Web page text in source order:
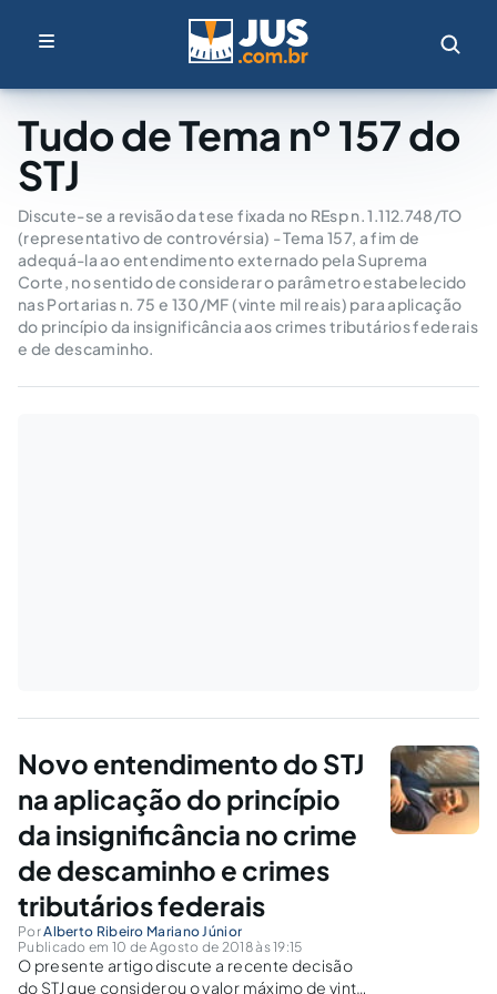
Tudo de Tema nº 157 do
STJ
Discute-se a revisão da tese fixada no REsp n. 1.112.748/TO
(representativo de controvérsia) - Tema 157, a fim de
adequá-la ao entendimento externado pela Suprema
Corte, no sentido de considerar o parâmetro estabelecido
nas Portarias n. 75 e 130/MF (vinte mil reais) para aplicação
do princípio da insignificância aos crimes tributários federais
e de descaminho.
Novo entendimento do STJ
na aplicação do princípio
da insignificância no crime
de descaminho e crimes
tributários federais
PorAlberto Ribeiro Mariano Júnior
Publicado em 10 de Agosto de 2018 às 19:15
O presente artigo discute a recente decisão
do STJ que considerou o valor máximo de vinte